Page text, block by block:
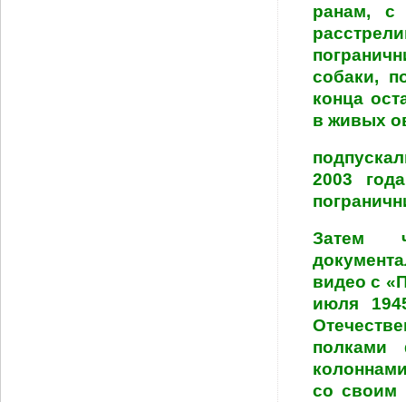
ранам, с
собаки,
конца
в живых
2003
Затем
видео с
июля
полками
со своим